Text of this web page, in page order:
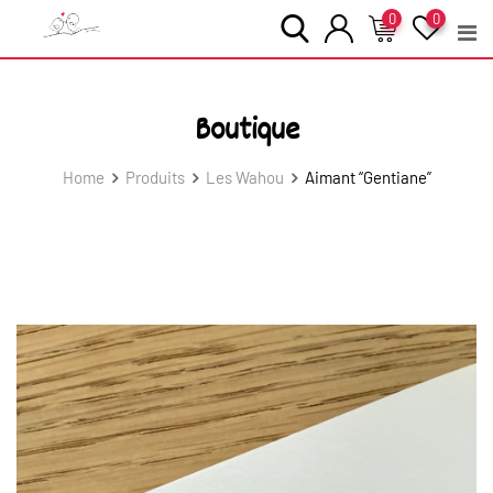
0
0
Boutique
Home Produits Les Wahou Aimant “Gentiane”